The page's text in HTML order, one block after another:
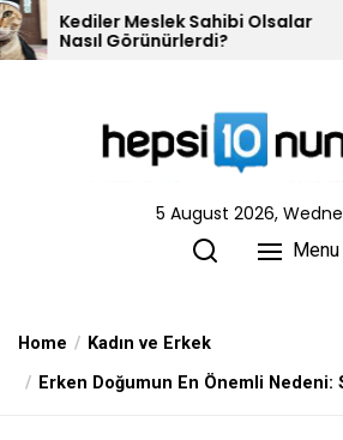
Skip
to
Sahibi Olsalar
5 August 2026,
Menu
Home
Kadın ve Erkek
Erken Doğumun En Önemli Nedeni: